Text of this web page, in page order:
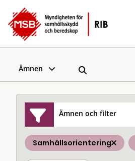
Ämnen
Ämnen och filter
Samhällsorientering